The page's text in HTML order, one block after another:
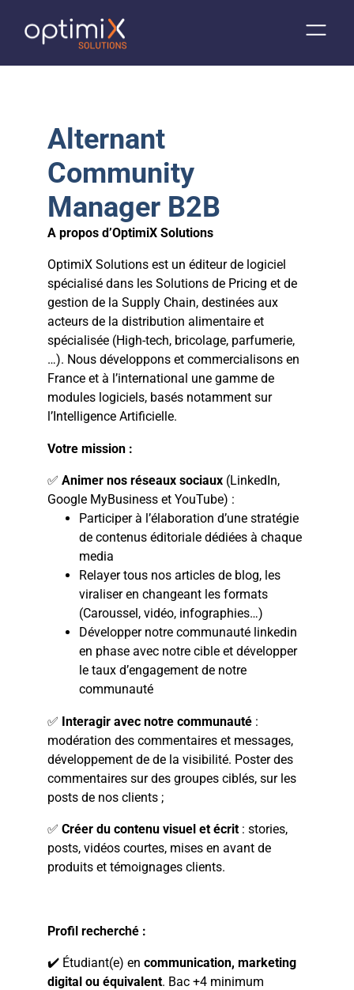
Alternant
Community
Manager B2B
A propos d’OptimiX Solutions
OptimiX Solutions est un éditeur de logiciel
spécialisé dans les Solutions de Pricing et de
gestion de la Supply Chain, destinées aux
acteurs de la distribution alimentaire et
spécialisée (High-tech, bricolage, parfumerie,
…). Nous développons et commercialisons en
France et à l’international une gamme de
modules logiciels, basés notamment sur
l’Intelligence Artificielle.
Votre mission :
✅ Animer nos réseaux sociaux (LinkedIn,
Google MyBusiness et YouTube) :
Participer à l’élaboration d’une stratégie
de contenus éditoriale dédiées à chaque
media
Relayer tous nos articles de blog, les
viraliser en changeant les formats
(Caroussel, vidéo, infographies…)
Développer notre communauté linkedin
en phase avec notre cible et développer
le taux d’engagement de notre
communauté
✅ Interagir avec notre communauté :
modération des commentaires et messages,
développement de de la visibilité. Poster des
commentaires sur des groupes ciblés, sur les
posts de nos clients ;
✅ Créer du contenu visuel et écrit : stories,
posts, vidéos courtes, mises en avant de
produits et témoignages clients.
Profil recherché :
✔️ Étudiant(e) en communication, marketing
digital ou équivalent. Bac +4 minimum